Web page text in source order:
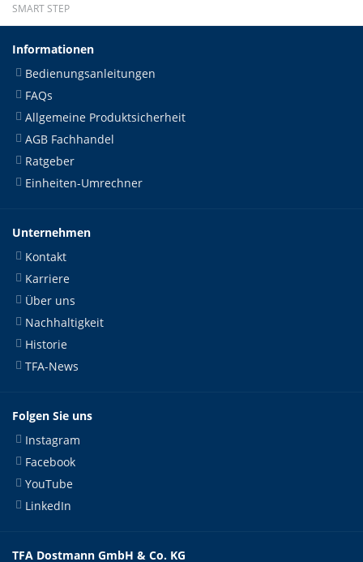
SMART STEP
Informationen
Bedienungsanleitungen
FAQs
Allgemeine Produktsicherheit
AGB Fachhandel
Ratgeber
Einheiten-Umrechner
Unternehmen
Kontakt
Karriere
Über uns
Nachhaltigkeit
Historie
TFA-News
Folgen Sie uns
Instagram
Facebook
YouTube
LinkedIn
TFA Dostmann GmbH & Co. KG